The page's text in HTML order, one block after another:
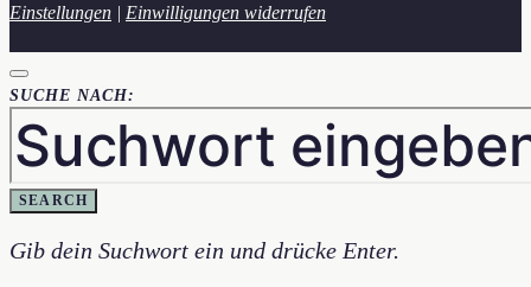
Einstellungen | Einwilligungen widerrufen
SUCHE NACH:
SEARCH
Gib dein Suchwort ein und drücke Enter.